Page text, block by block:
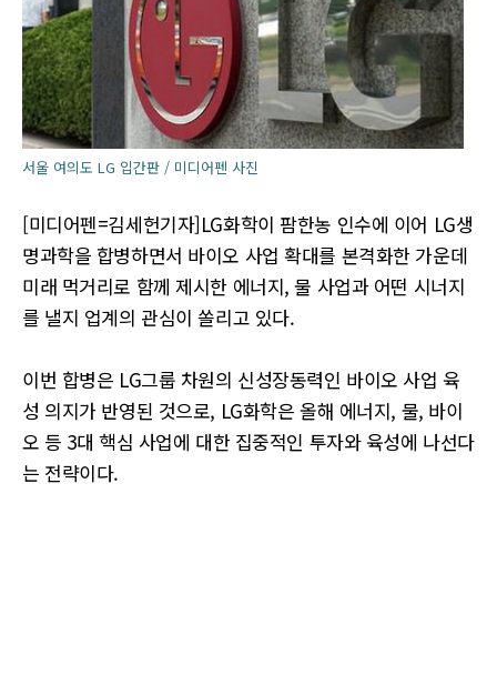
서울 여의도 LG 입간판 / 미디어펜 사진
[미디어펜=김세헌기자]LG화학이 팜한농 인수에 이어 LG생
명과학을 합병하면서 바이오 사업 확대를 본격화한 가운데
미래 먹거리로 함께 제시한 에너지, 물 사업과 어떤 시너지
를 낼지 업계의 관심이 쏠리고 있다.
이번 합병은 LG그룹 차원의 신성장동력인 바이오 사업 육
성 의지가 반영된 것으로, LG화학은 올해 에너지, 물, 바이
오 등 3대 핵심 사업에 대한 집중적인 투자와 육성에 나선다
는 전략이다.